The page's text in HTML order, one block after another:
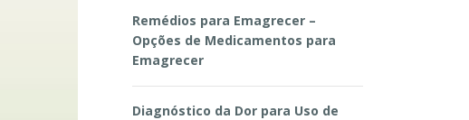
Remédios para Emagrecer –
Opções de Medicamentos para
Emagrecer
Diagnóstico da Dor para Uso de